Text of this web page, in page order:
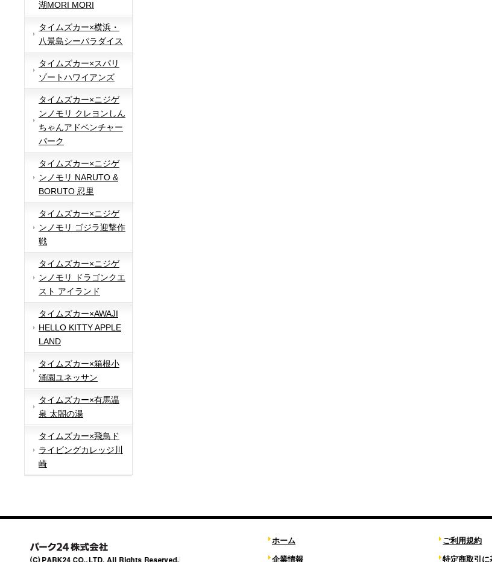
湖MORI MORI
タイムズカー×横浜・
八景島シーパラダイス
タイムズカー×スパリ
ゾートハワイアンズ
タイムズカー×ニジゲ
ンノモリ クレヨンしん
ちゃんアドベンチャー
パーク
タイムズカー×ニジゲ
ンノモリ NARUTO &
BORUTO 忍里
タイムズカー×ニジゲ
ンノモリ ゴジラ迎撃作
戦
タイムズカー×ニジゲ
ンノモリ ドラゴンクエ
スト アイランド
タイムズカー×AWAJI
HELLO KITTY APPLE
LAND
タイムズカー×箱根小
涌園ユネッサン
タイムズカー×有馬温
泉 太閤の湯
タイムズカー×飛鳥ド
ライビングカレッジ川
崎
ホーム
企業情報
ご利用規約
特定商取引に